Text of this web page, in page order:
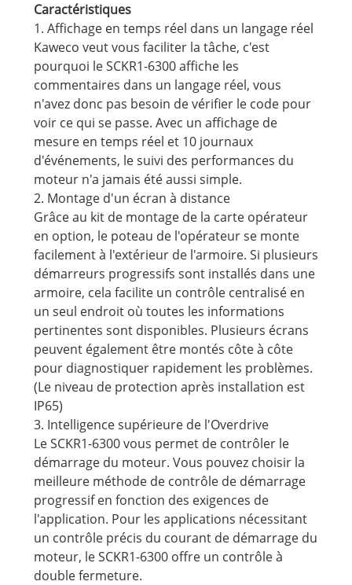
Caractéristiques
1. Affichage en temps réel dans un langage réel
Kaweco veut vous faciliter la tâche, c'est
pourquoi le SCKR1-6300 affiche les
commentaires dans un langage réel, vous
n'avez donc pas besoin de vérifier le code pour
voir ce qui se passe. Avec un affichage de
mesure en temps réel et 10 journaux
d'événements, le suivi des performances du
moteur n'a jamais été aussi simple.
2. Montage d'un écran à distance
Grâce au kit de montage de la carte opérateur
en option, le poteau de l'opérateur se monte
facilement à l'extérieur de l'armoire. Si plusieurs
démarreurs progressifs sont installés dans une
armoire, cela facilite un contrôle centralisé en
un seul endroit où toutes les informations
pertinentes sont disponibles. Plusieurs écrans
peuvent également être montés côte à côte
pour diagnostiquer rapidement les problèmes.
(Le niveau de protection après installation est
IP65)
3. Intelligence supérieure de l'Overdrive
Le SCKR1-6300 vous permet de contrôler le
démarrage du moteur. Vous pouvez choisir la
meilleure méthode de contrôle de démarrage
progressif en fonction des exigences de
l'application. Pour les applications nécessitant
un contrôle précis du courant de démarrage du
moteur, le SCKR1-6300 offre un contrôle à
double fermeture.